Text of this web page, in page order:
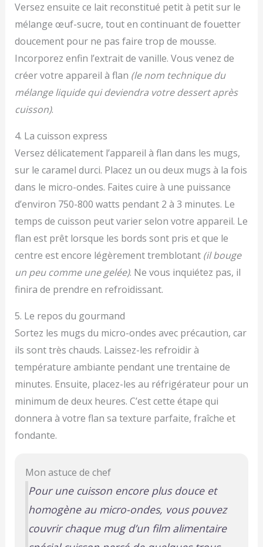
Versez ensuite ce lait reconstitué petit à petit sur le
mélange œuf-sucre, tout en continuant de fouetter
doucement pour ne pas faire trop de mousse.
Incorporez enfin l’extrait de vanille. Vous venez de
créer votre appareil à flan (le nom technique du
mélange liquide qui deviendra votre dessert après
cuisson).
4. La cuisson express
Versez délicatement l’appareil à flan dans les mugs,
sur le caramel durci. Placez un ou deux mugs à la fois
dans le micro-ondes. Faites cuire à une puissance
d’environ 750-800 watts pendant 2 à 3 minutes. Le
temps de cuisson peut varier selon votre appareil. Le
flan est prêt lorsque les bords sont pris et que le
centre est encore légèrement tremblotant (il bouge
un peu comme une gelée). Ne vous inquiétez pas, il
finira de prendre en refroidissant.
5. Le repos du gourmand
Sortez les mugs du micro-ondes avec précaution, car
ils sont très chauds. Laissez-les refroidir à
température ambiante pendant une trentaine de
minutes. Ensuite, placez-les au réfrigérateur pour un
minimum de deux heures. C’est cette étape qui
donnera à votre flan sa texture parfaite, fraîche et
fondante.
Mon astuce de chef
Pour une cuisson encore plus douce et
homogène au micro-ondes, vous pouvez
couvrir chaque mug d’un film alimentaire